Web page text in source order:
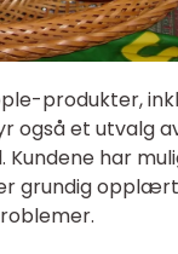
produkter,
også et utvalg
har
grundig